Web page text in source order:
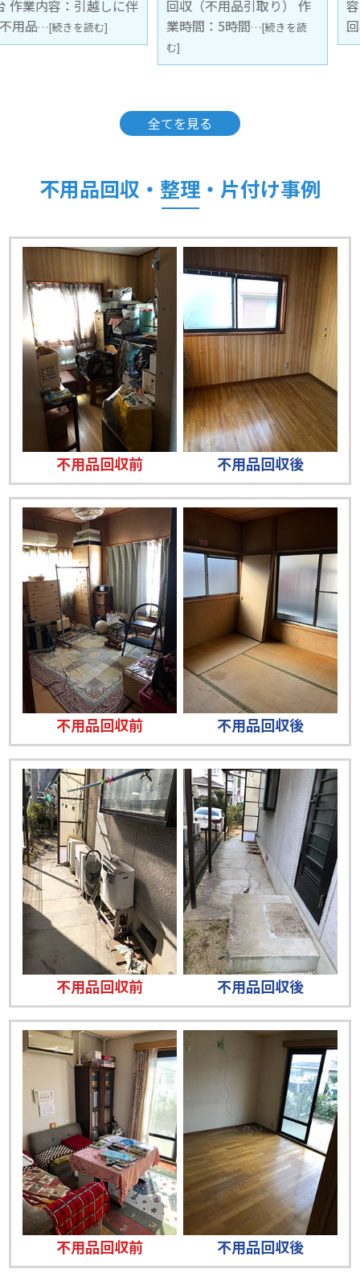
回収（不用品引取り） 作
業時間：5時間…[続きを読
む]
容：引越しに伴う不用品
回収（不用…[続きを読む]
全てを見る
不用品回収・整理・片付け事例
不用品回収前 不用品回収後
不用品回収前 不用品回収後
不用品回収前 不用品回収後
不用品回収前 不用品回収後